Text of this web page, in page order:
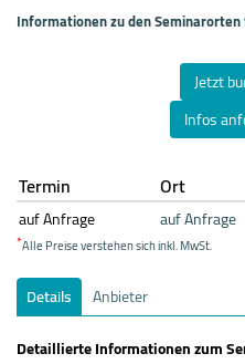
Informationen zu den Seminarorten
Jetzt
Infos
Termin Ort
auf Anfrage auf Anfrage
*Alle Preise verstehen sich inkl. MwSt.
Details
Anbieter
Detaillierte Informationen zum